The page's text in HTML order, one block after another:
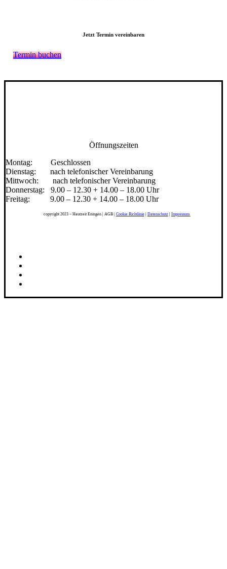
Jetzt Termin vereinbaren
Termin buchen
Öffnungszeiten
Montag: Geschlossen
Dienstag: nach telefonischer Vereinbarung
Mittwoch: nach telefonischer Vereinbarung
Donnerstag: 9.00 – 12.30 + 14.00 – 18.00 Uhr
Freitag: 9.00 – 12.30 + 14.00 – 18.00 Uhr
copyright 2023 – Hautzeit Eningen | AGB | Cookie Richtlinie| Datenschutz| Impressum